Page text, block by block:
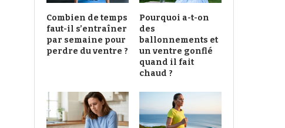
Combien de temps
faut-il s’entraîner
par semaine pour
perdre du ventre ?
Pourquoi a-t-on
des
ballonnements et
un ventre gonflé
quand il fait
chaud ?